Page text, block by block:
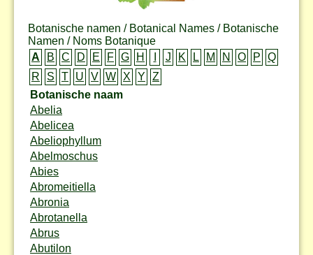
Botanische namen / Botanical Names / Botanische
Namen / Noms Botanique
A
B C D E F G H J K L M N O P
Q
R
S T U V W X Y
Z
Botanische naam
Abelia
Abelicea
Abeliophyllum
Abelmoschus
Abies
Abromeitiella
Abronia
Abrotanella
Abrus
Abutilon